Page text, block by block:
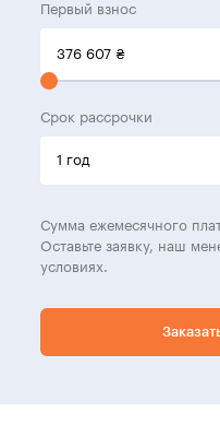
Первый взнос
376 607 ₴
Срок рассрочки
Сумма ежемесячного
Оставьте заявку, наш
условиях.